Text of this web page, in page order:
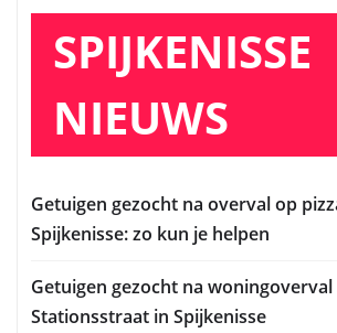
SPIJKENISSE
NIEUWS
Getuigen gezocht na overval op
Spijkenisse: zo kun je helpen
Getuigen gezocht na woningoverval
Stationsstraat in Spijkenisse